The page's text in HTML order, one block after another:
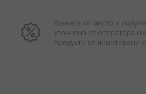
Вземете от място и
уточнена от оператора
продукти от лимитирани